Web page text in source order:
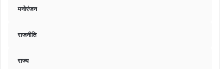
मनोरंजन
राजनीति
राज्य